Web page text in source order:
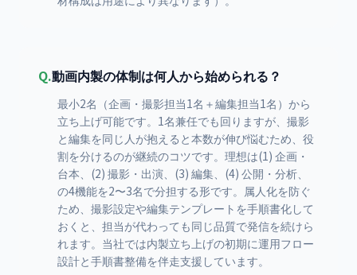
Q.動画内製の体制は何人から始められる？
最小2名（企画・撮影担当1名＋編集担当1名）から
立ち上げ可能です。1名兼任でも回りますが、撮影
と編集を同じ人が抱えると本数が伸び悩むため、役
割を分けるのが継続のコツです。理想は(1) 企画・
台本、(2) 撮影・出演、(3) 編集、(4) 公開・分析、
の4機能を2〜3名で分担する形です。属人化を防ぐ
ため、撮影設定や編集テンプレートを手順書化して
おくと、担当が代わっても同じ品質で発信を続けら
れます。当社では内製立ち上げの初期に運用フロー
設計と手順書整備を伴走支援しています。